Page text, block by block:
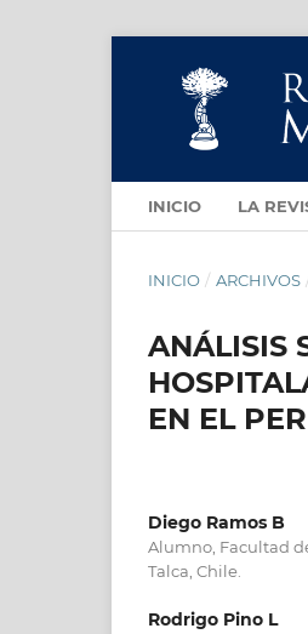
INICIO LA
INICIO / ARCHIVOS
ANÁLISIS
EN EL
Diego Ramos B
Alumno, Facultad
Talca, Chile.
Rodrigo Pino L